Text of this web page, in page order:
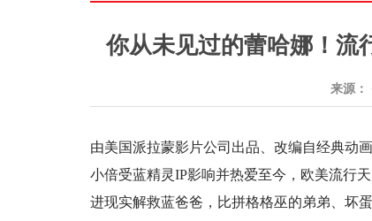
你从未见过的蕾哈娜！流
来源：
由美国派拉蒙影片公司出品、改编自经典动
小倍受蓝精灵IP影响并热爱至今，欧美流行
进现实解救蓝爸爸，比拼格格巫的弟弟、坏